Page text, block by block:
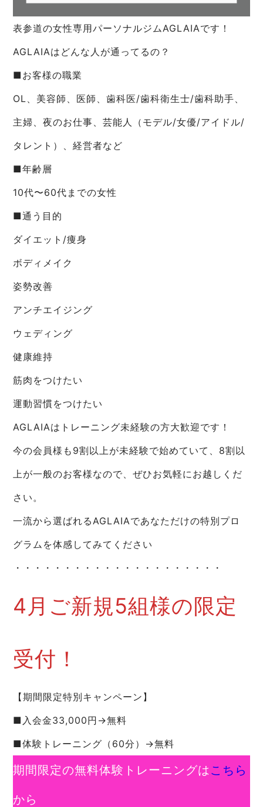
表参道の女性専用パーソナルジムAGLAIAです！
AGLAIAはどんな人が通ってるの？
■お客様の職業
OL、美容師、医師、歯科医/歯科衛生士/歯科助手、
主婦、夜のお仕事、芸能人（モデル/女優/アイドル/
タレント）、経営者など
■年齢層
10代〜60代までの女性
■通う目的
ダイエット/痩身
ボディメイク
姿勢改善
アンチエイジング
ウェディング
健康維持
筋肉をつけたい
運動習慣をつけたい
AGLAIAはトレーニング未経験の方大歓迎です！
今の会員様も9割以上が未経験で始めていて、8割以
上が一般のお客様なので、ぜひお気軽にお越しくだ
さい。
一流から選ばれるAGLAIAであなただけの特別プロ
グラムを体感してみてください
・・・・・・・・・・・・・・・・・・・・・
4月ご新規5組様の限定
受付！
【期間限定特別キャンペーン】
■入会金33,000円→無料
■体験トレーニング（60分）→無料
期間限定の無料体験トレーニングはこちら
から